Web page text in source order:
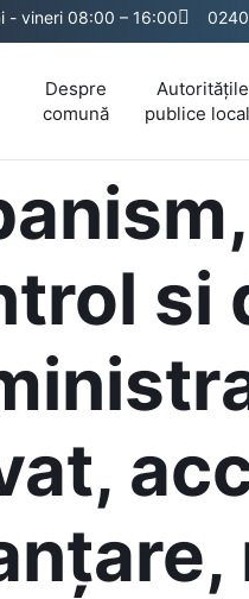
- vineri 08:00 – 16:00
Despre
comună
Autoritățile
publice
si